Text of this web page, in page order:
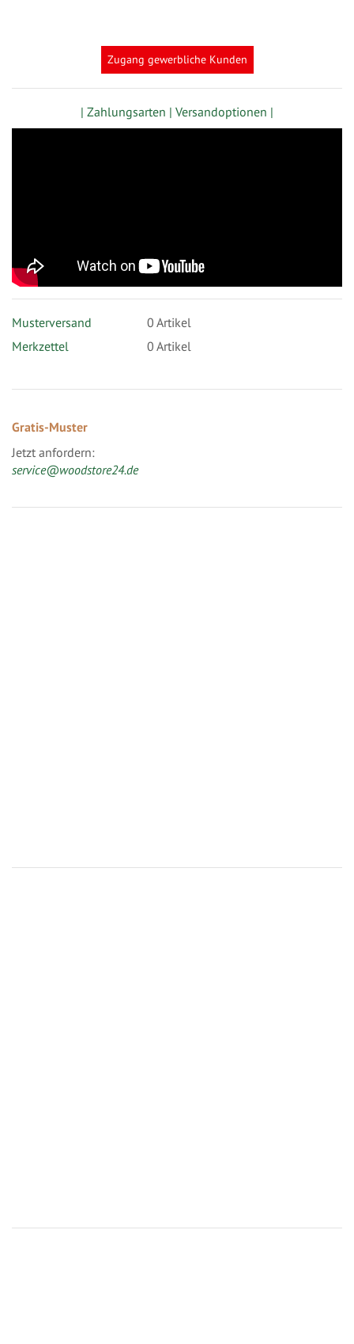
Zugang gewerbliche Kunden
| Zahlungsarten | Versandoptionen |
Musterversand 0 Artikel
Merkzettel
0 Artikel
Gratis-Muster
Jetzt anfordern:
service@woodstore24.de